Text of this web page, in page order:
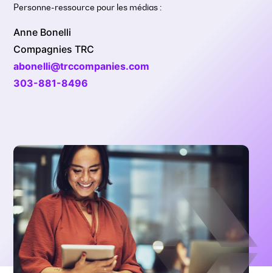
Personne-ressource pour les médias :
Anne Bonelli
Compagnies TRC
abonelli@trccompanies.com
303-881-8496